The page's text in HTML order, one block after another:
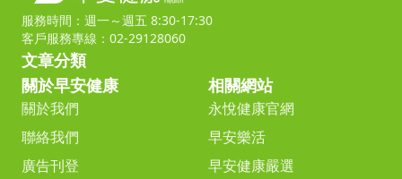
服務時間：週一～週五 8:30-17:30
客戶服務專線：02-29128060
文章分類
關於早安健康
關於我們
聯絡我們
廣告刊登
相關網站
永悅健康官網
早安樂活
早安健康嚴選